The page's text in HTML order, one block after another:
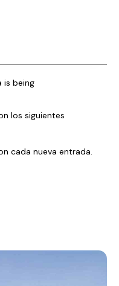
is being
los siguientes
cada nueva entrada.